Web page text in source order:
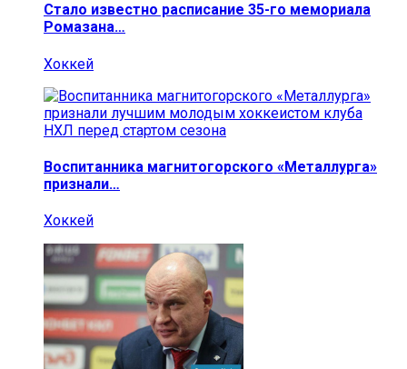
Стало известно расписание 35-го мемориала
Ромазана…
Хоккей
Воспитанника магнитогорского «Металлурга»
признали…
Хоккей